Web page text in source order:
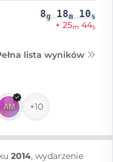
8g 18m 10s
+ 25m 44s
lista wyników
+10
2014, wydarzenie